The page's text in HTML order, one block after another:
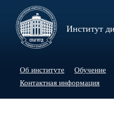
Институт
Об институте Обучение
Контактная информация